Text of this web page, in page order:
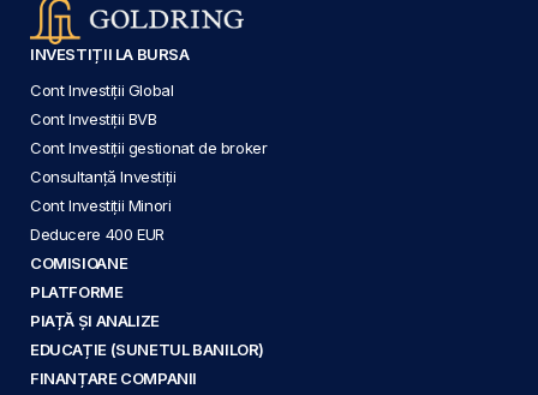
INVESTIȚII LA BURSA
Cont Investiții Global
Cont Investiții BVB
Cont Investiții gestionat de broker
Consultanță Investiții
Cont Investiții Minori
Deducere 400 EUR
COMISIOANE
PLATFORME
PIAȚĂ ȘI ANALIZE
EDUCAȚIE (SUNETUL BANILOR)
FINANȚARE COMPANII